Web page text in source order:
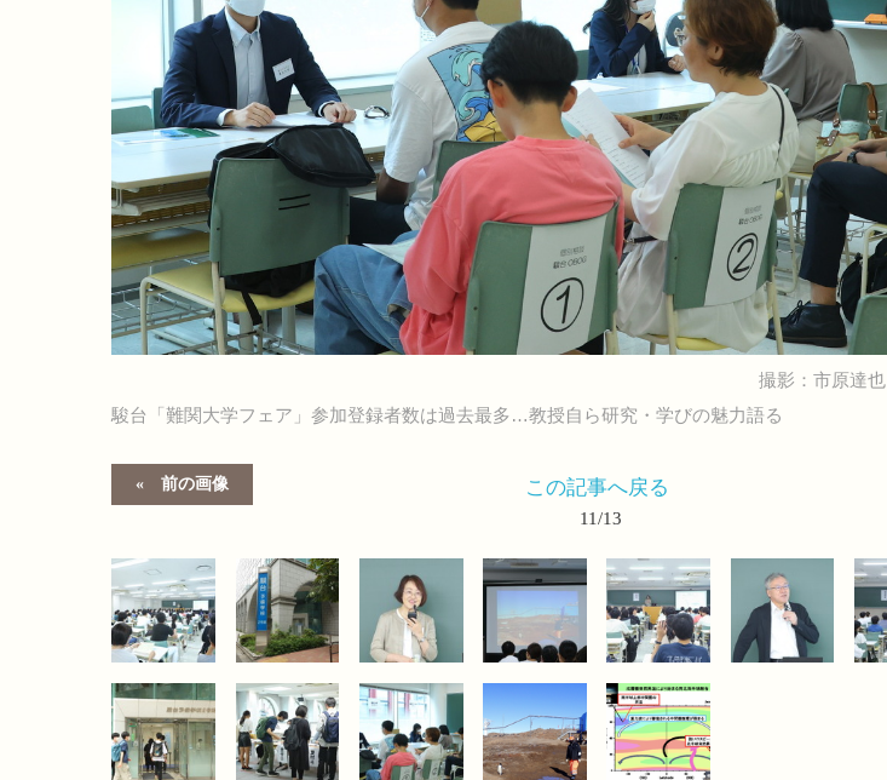
撮影：市原達也
駿台「難関大学フェア」参加登録者数は過去最多…教授自ら研究・学びの魅力語る
前の画像 この記事へ戻る
11/13